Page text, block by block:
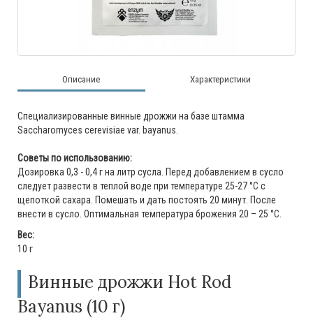
Описание Характеристики
Специализированные винные дрожжи на базе штамма
Saccharomyces cerevisiae var. bayanus.
Советы по использованию:
Дозировка 0,3 - 0,4 г на литр сусла. Перед добавлением в сусло
следует развести в теплой воде при температуре 25-27 °С с
щепоткой сахара. Помешать и дать постоять 20 минут. После
внести в сусло. Оптимальная температура брожения 20 – 25 °С.
Вес:
10 г
Винные дрожжи Hot Rod
Bayanus (10 г)